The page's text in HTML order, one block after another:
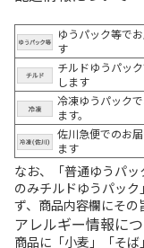
ゆうパック等で
す
チルドゆうパッ
します
冷凍ゆうパック
ます。
佐川急便でのお
ます
なお、「普通ゆうパ
のみチルドゆうパッ
ず、商品内容欄にその
アレルギー情報に
商品に「小麦」「そ